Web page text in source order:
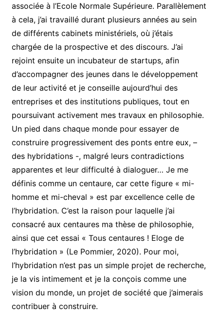
associée à l’Ecole Normale Supérieure. Parallèlement
à cela, j’ai travaillé durant plusieurs années au sein
de différents cabinets ministériels, où j’étais
chargée de la prospective et des discours. J’ai
rejoint ensuite un incubateur de startups, afin
d’accompagner des jeunes dans le développement
de leur activité et je conseille aujourd’hui des
entreprises et des institutions publiques, tout en
poursuivant activement mes travaux en philosophie.
Un pied dans chaque monde pour essayer de
construire progressivement des ponts entre eux, –
des hybridations -, malgré leurs contradictions
apparentes et leur difficulté à dialoguer… Je me
définis comme un centaure, car cette figure « mi-
homme et mi-cheval » est par excellence celle de
l’hybridation. C’est la raison pour laquelle j’ai
consacré aux centaures ma thèse de philosophie,
ainsi que cet essai « Tous centaures ! Eloge de
l’hybridation » (Le Pommier, 2020). Pour moi,
l’hybridation n’est pas un simple projet de recherche,
je la vis intimement et je la conçois comme une
vision du monde, un projet de société que j’aimerais
contribuer à construire.